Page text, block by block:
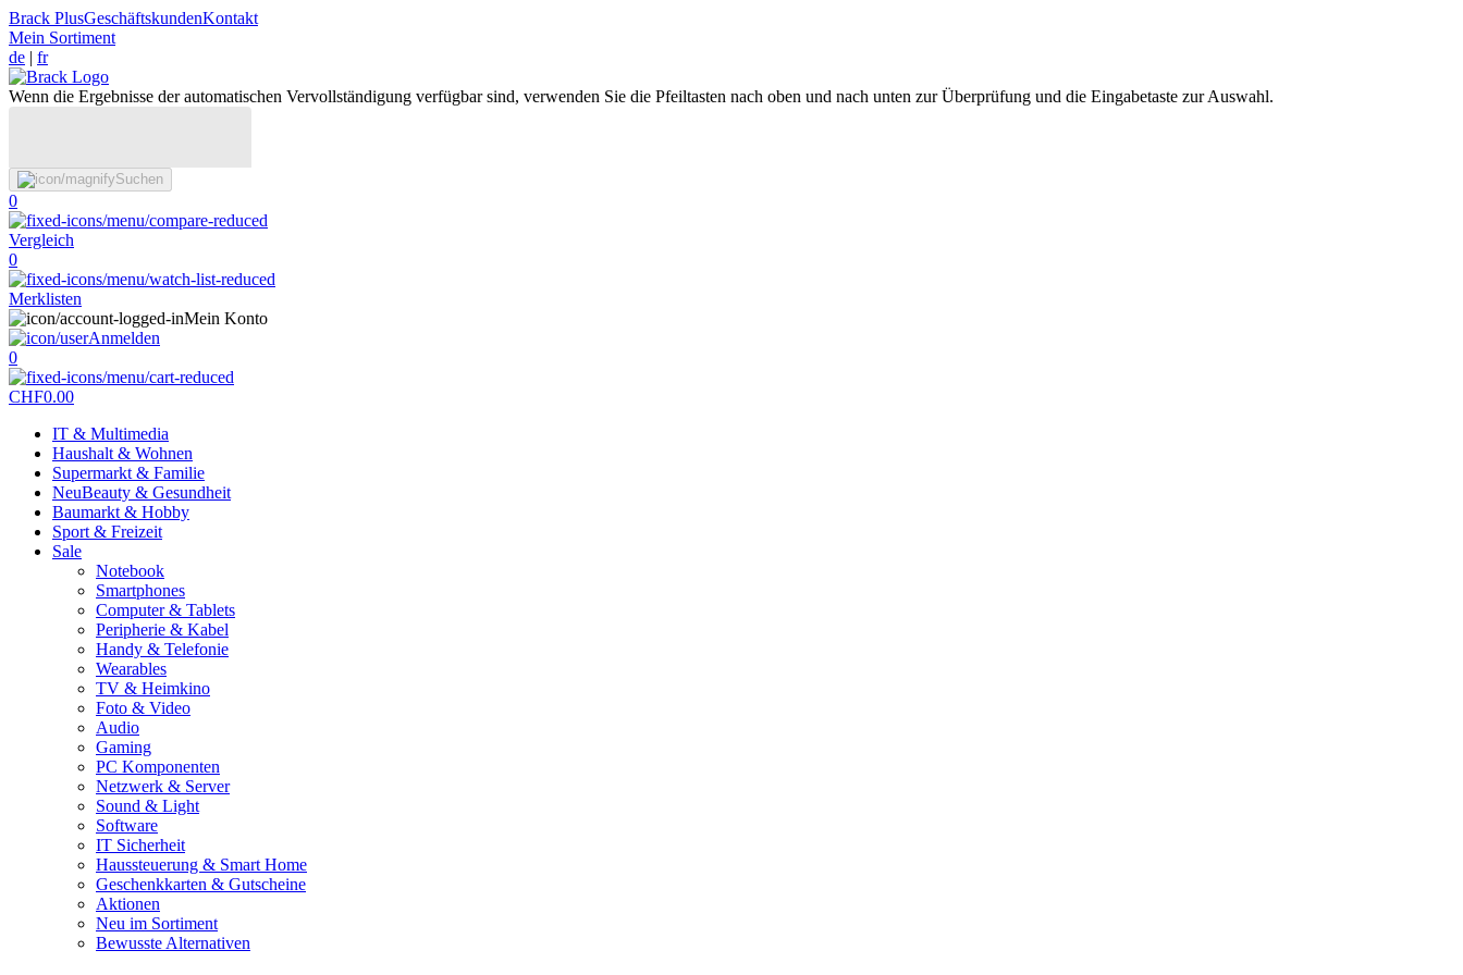
Brack PlusGeschäftskundenKontakt
Mein Sortiment
de | fr
Wenn die Ergebnisse der automatischen Vervollständigung verfügbar sind, verwenden Sie die Pfeiltasten nach oben und nach unten zur Überprüfung und die Eingabetaste zur Auswahl.
Suchen
0
Vergleich
0
Merklisten
Mein Konto
Anmelden
0
CHF0.00
IT & Multimedia
Haushalt & Wohnen
Supermarkt & Familie
NeuBeauty & Gesundheit
Baumarkt & Hobby
Sport & Freizeit
Sale
Notebook
Smartphones
Computer & Tablets
Peripherie & Kabel
Handy & Telefonie
Wearables
TV & Heimkino
Foto & Video
Audio
Gaming
PC Komponenten
Netzwerk & Server
Sound & Light
Software
IT Sicherheit
Haussteuerung & Smart Home
Geschenkkarten & Gutscheine
Aktionen
Neu im Sortiment
Bewusste Alternativen